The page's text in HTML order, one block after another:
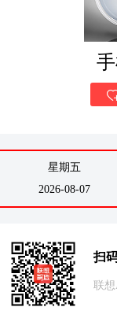
星期五
2026-08-07
扫
联想